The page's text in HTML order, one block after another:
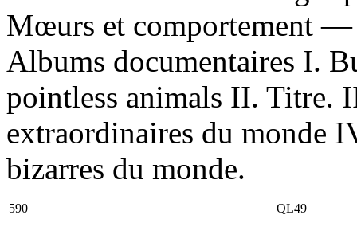
Mœurs et comportement —
Albums documentaires I.
pointless animals II. Titre.
extraordinaires du monde
bizarres du monde.
590 QL49